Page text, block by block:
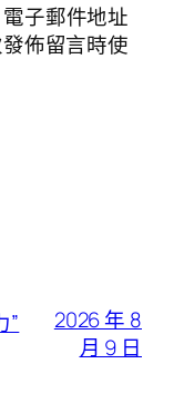
子郵件地址
佈留言時使
”
2026 年 8
月 9 日